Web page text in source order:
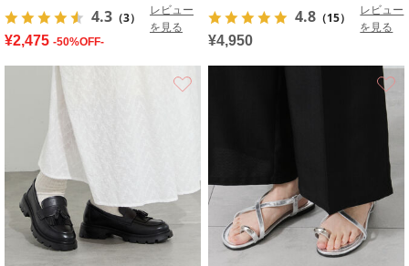
4.3 （3）
レビュー
を見る
¥2,475 -50%OFF-
4.8 （15）
レビュー
を見る
¥4,950